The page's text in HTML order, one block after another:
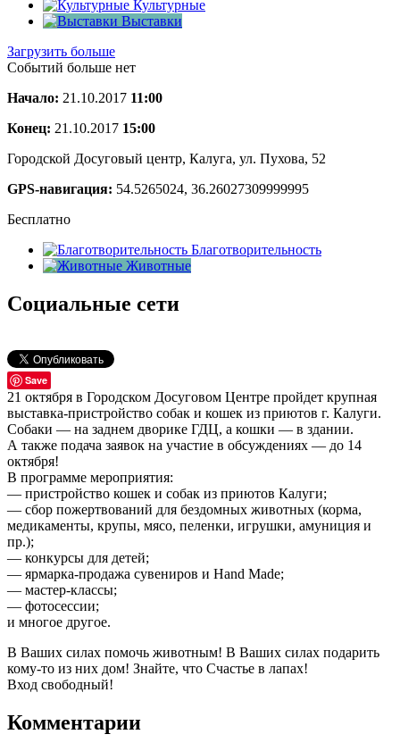
Культурные
Выставки
Загрузить больше
Событий больше нет
Начало: 21.10.2017 11:00
Конец: 21.10.2017 15:00
Городской Досуговый центр, Калуга, ул. Пухова, 52
GPS-навигация: 54.5265024, 36.26027309999995
Бесплатно
Благотворительность
Животные
Социальные сети
Save
21 октября в Городском Досуговом Центре пройдет крупная
выставка-пристройство собак и кошек из приютов г. Калуги.
Собаки — на заднем дворике ГДЦ, а кошки — в здании.
А также подача заявок на участие в обсуждениях — до 14
октября!
В программе мероприятия:
— пристройство кошек и собак из приютов Калуги;
— сбор пожертвований для бездомных животных (корма,
медикаменты, крупы, мясо, пеленки, игрушки, амуниция и
пр.);
— конкурсы для детей;
— ярмарка-продажа сувениров и Hand Made;
— мастер-классы;
— фотосессии;
и многое другое.
В Ваших силах помочь животным! В Ваших силах подарить
кому-то из них дом! Знайте, что Счастье в лапах!
Вход свободный!
Комментарии